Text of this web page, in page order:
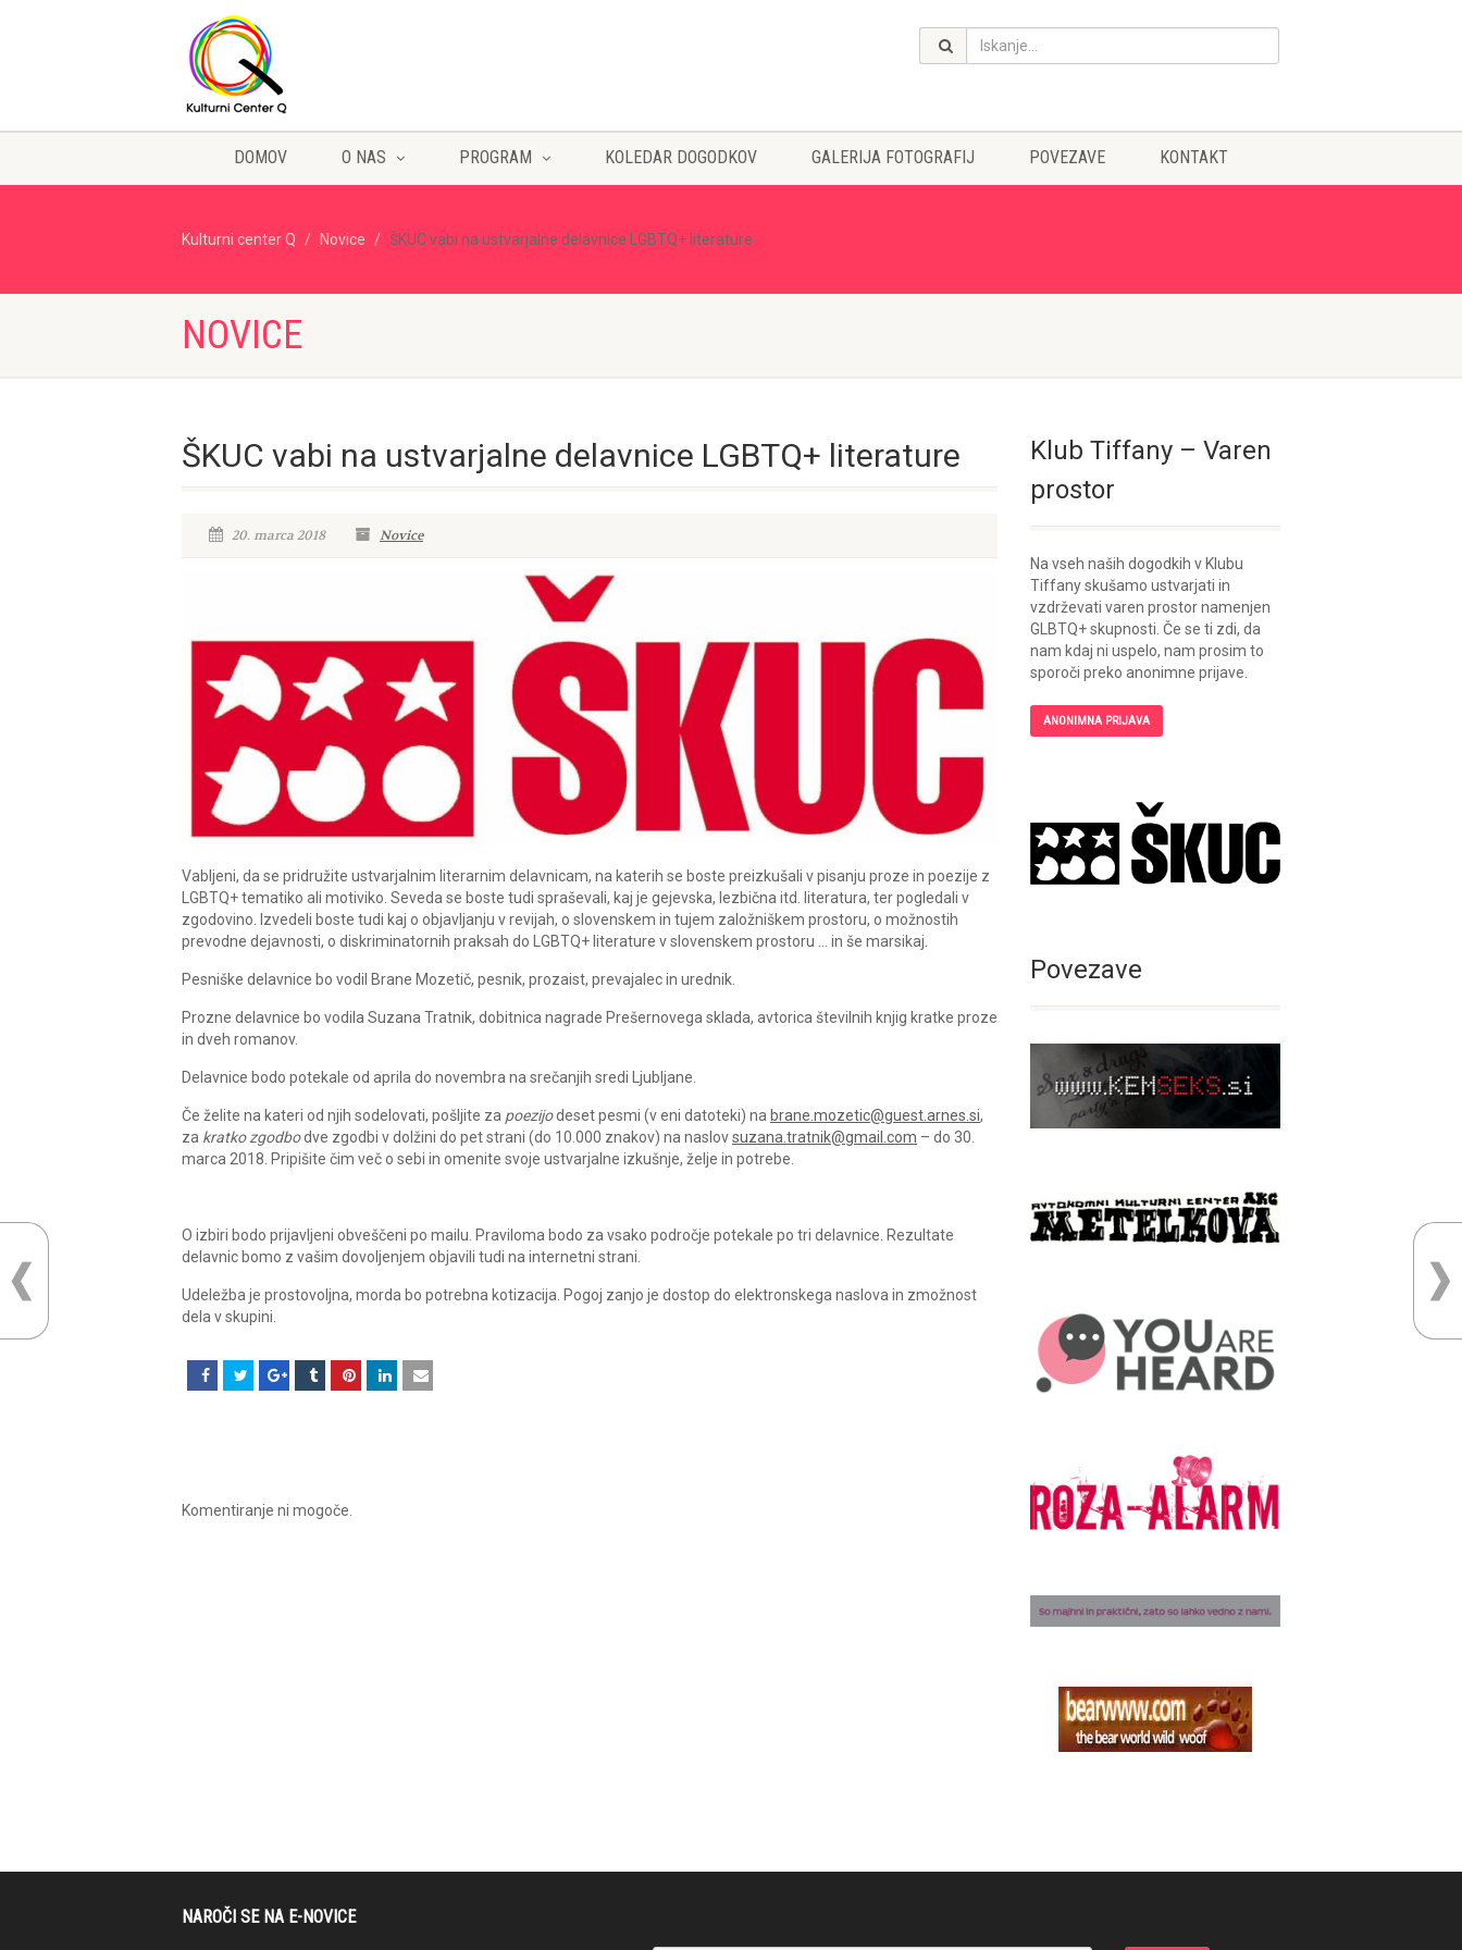
DOMOV O NAS PROGRAM KOLEDAR DOGODKOV GALERIJA FOTOGRAFIJ POVEZAVE KONTAKT
Kulturni center Q Novice ŠKUC vabi na ustvarjalne delavnice LGBTQ+ literature
NOVICE
ŠKUC vabi na ustvarjalne delavnice LGBTQ+ literature
20. marca 2018 Novice
Vabljeni, da se pridružite ustvarjalnim literarnim delavnicam, na katerih se boste preizkušali v pisanju proze in poezije z
LGBTQ+ tematiko ali motiviko. Seveda se boste tudi spraševali, kaj je gejevska, lezbična itd. literatura, ter pogledali v
zgodovino. Izvedeli boste tudi kaj o objavljanju v revijah, o slovenskem in tujem založniškem prostoru, o možnostih
prevodne dejavnosti, o diskriminatornih praksah do LGBTQ+ literature v slovenskem prostoru … in še marsikaj.
Pesniške delavnice bo vodil Brane Mozetič, pesnik, prozaist, prevajalec in urednik.
Prozne delavnice bo vodila Suzana Tratnik, dobitnica nagrade Prešernovega sklada, avtorica številnih knjig kratke proze
in dveh romanov.
Delavnice bodo potekale od aprila do novembra na srečanjih sredi Ljubljane.
Če želite na kateri od njih sodelovati, pošljite za poezijodeset pesmi (v eni datoteki) na brane.mozetic@guest.arnes.si,
za kratko zgodbodve zgodbi v dolžini do pet strani (do 10.000 znakov) na naslovsuzana.tratnik@gmail.com – do 30.
marca 2018. Pripišite čim več o sebi in omenite svoje ustvarjalne izkušnje, želje in potrebe.
O izbiri bodo prijavljeni obveščeni po mailu. Praviloma bodo za vsako področje potekale po tri delavnice. Rezultate
delavnic bomo z vašim dovoljenjem objavili tudi na internetni strani.
Udeležba je prostovoljna, morda bo potrebna kotizacija. Pogoj zanjo je dostop do elektronskega naslova in zmožnost
dela v skupini.
Komentiranje ni mogoče.
Klub Tiffany – Varen
prostor
Na vseh naših dogodkih v Klubu
Tiffany skušamo ustvarjati in
vzdrževati varen prostor namenjen
GLBTQ+ skupnosti. Če se ti zdi, da
nam kdaj ni uspelo, nam prosim to
sporoči preko anonimne prijave.
ANONIMNA PRIJAVA
Povezave
NAROČI SE NA E-NOVICE